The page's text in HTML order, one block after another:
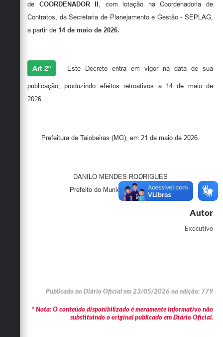
Sala M. do Empreendedor
de COORDENADOR II , com lotação na Coordenadoria de
Contratos, da Secretaria de Planejamento e Gestão - SEPLAG,
a partir de 14 de maio de 2026.
Art 2º Este Decreto entra em vigor na data de sua
publicação, produzindo efeitos retroativos a 14 de maio de
2026.
Prefeitura de Taiobeiras (MG), em 21 de maio de 2026.
DANILO MENDES RODRIGUES
Prefeito do Município de Taiobeiras
Autor
Executivo
Publicado no Diário Oficial em 23/05/2026 na edição: 779
* Nota: O conteúdo disponibilizado é meramente informativo não
substituindo o original publicado em Diário Oficial.